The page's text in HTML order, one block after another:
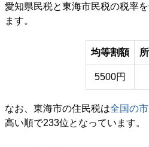
愛知県民税と東海市民税の税率
ます。
均等割額
5500円
なお、東海市の住民税は全国の
高い順で233位となっています。